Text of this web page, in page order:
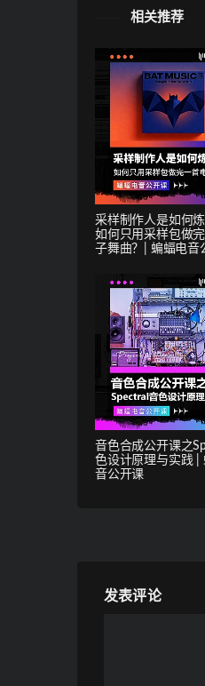
相关推荐
采样制作人是如何炼
如何只用采样包做
子舞曲？| 蝙蝠电音
音色合成公开课之
色设计原理与实践 |
音公开课
发表评论